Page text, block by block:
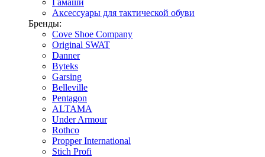
Гамаши
Аксессуары для тактической обуви
Бренды:
Cove Shoe Company
Original SWAT
Danner
Byteks
Garsing
Belleville
Pentagon
ALTAMA
Under Armour
Rothco
Propper International
Stich Profi